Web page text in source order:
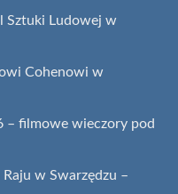
Sztuki Ludowej w
Cohenowi w
– filmowe wieczory pod
w Swarzędzu –